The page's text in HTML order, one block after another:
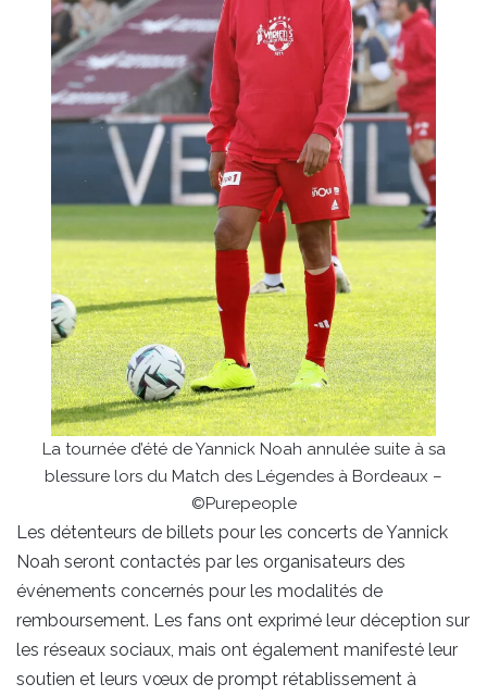
La tournée d’été de Yannick Noah annulée suite à sa
blessure lors du Match des Légendes à Bordeaux –
©Purepeople
Les détenteurs de billets pour les concerts de Yannick
Noah seront contactés par les organisateurs des
événements concernés pour les modalités de
remboursement. Les fans ont exprimé leur déception sur
les réseaux sociaux, mais ont également manifesté leur
soutien et leurs vœux de prompt rétablissement à